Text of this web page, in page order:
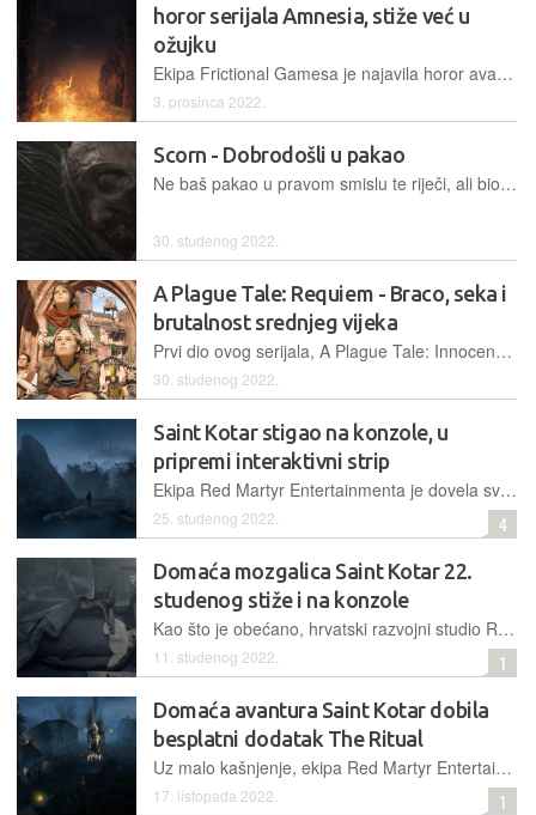
horor serijala Amnesia, stiže već u
ožujku
Ekipa Frictional Gamesa je najavila horor avanturu Amnesia: The Bunker, novi nastavak proslavljenog serijala koji će nas ovaj put odvesti u uklete rovove Prvog svjetskog rata
3. prosinca 2022.
Scorn - Dobrodošli u pakao
Ne baš pakao u pravom smislu te riječi, ali biomehanički svijet kakav nam predstavlja Scorn, svakako je jedno od najimpresivnijih horor okruženja iz kojeg smo u dugotrajnoj gamerskoj karijeri pokušali pronaći izlaz
30. studenog 2022.
A Plague Tale: Requiem - Braco, seka i
brutalnost srednjeg vijeka
Prvi dio ovog serijala, A Plague Tale: Innocence, nije bio savršen, ali izazvao je dovoljno veliku pozornost igrača da autori podrobnije porade na nastavku, koji djeluje mnogo razrađenije i kvalitetnije
30. studenog 2022.
Saint Kotar stigao na konzole, u
pripremi interaktivni strip
Ekipa Red Martyr Entertainmenta je dovela svoju avanturu Saint Kotar na konzole, a iznenadila nas je i najavom interaktivnog stripa kojeg planiraju objaviti 2. prosinca
25. studenog 2022. 4
Domaća mozgalica Saint Kotar 22.
studenog stiže i na konzole
Kao što je obećano, hrvatski razvojni studio Red Martyr Entertainment i njihova mračna avantura Saint Kotar uskoro kreću u pohod na nova tržišta
11. studenog 2022. 1
Domaća avantura Saint Kotar dobila
besplatni dodatak The Ritual
Uz malo kašnjenje, ekipa Red Martyr Entertainmenta je krajem prošlog tjedna objavila besplatni dodatak The Ritual za svoju pričom vođenu avanturu Saint Kotar
17. listopada 2022. 1